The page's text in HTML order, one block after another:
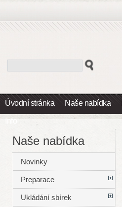
Úvodní stránka Naše nabídka
Info
Naše nabídka
Novinky
Preparace
Ukládání sbírek